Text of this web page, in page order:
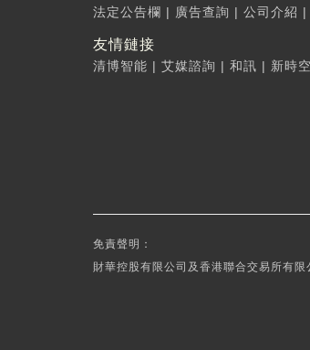
法定公告欄 | 廣告查詢 | 公司介紹 |
友情鏈接
清博智能 | 艾媒諮詢 | 和訊 | 新時空
免責聲明：
財華控股有限公司及香港聯合交易所有